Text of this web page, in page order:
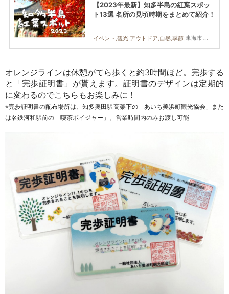
東海市,大府市,知多市,常滑市,美浜町
【2023年最新】知多半島の紅葉スポッ
ト13選 名所の見頃時期をまとめて紹介！
イベント,観光,アウトドア,自然,季節ネタ,まとめ記事,紅葉
オレンジラインは休憩がてら歩くと約3時間ほど。完歩する
と「完歩証明書」が貰えます。証明書のデザインは定期的
に変わるのでこちらもお楽しみに！
※完歩証明書の配布場所は、知多奥田駅高架下の「あいち美浜町観光協会」また
は名鉄河和駅前の「喫茶ボイジャー」。営業時間内のみお渡し可能